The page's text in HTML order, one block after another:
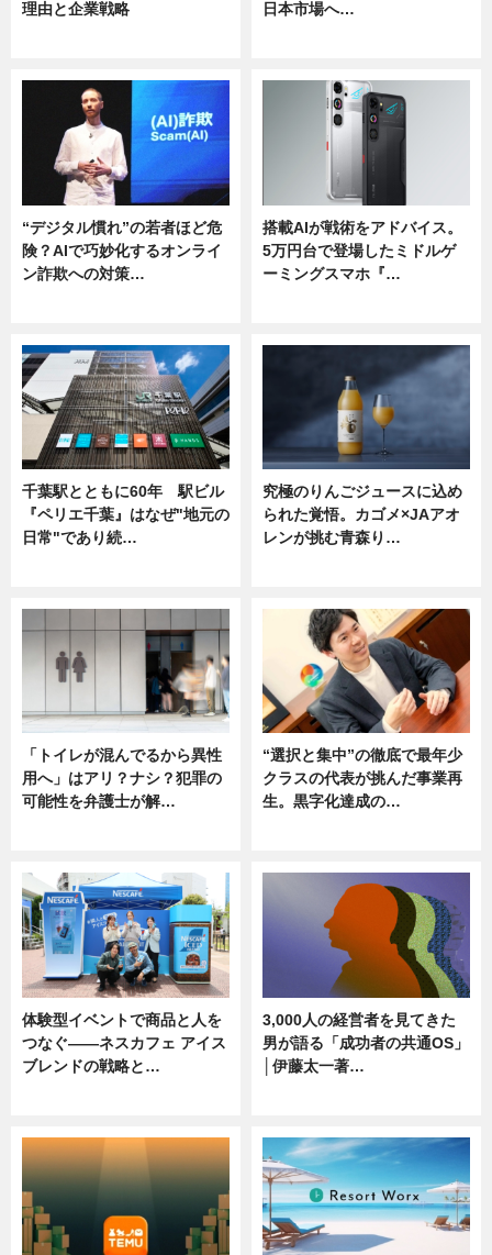
理由と企業戦略 日本市場へ…
“デジタル慣れ”の若者ほど危
険？AIで巧妙化するオンライ
ン詐欺への対策…
搭載AIが戦術をアドバイス。
5万円台で登場したミドルゲ
ーミングスマホ『…
千葉駅とともに60年 駅ビル
『ペリエ千葉』はなぜ"地元の
日常"であり続…
究極のりんごジュースに込め
られた覚悟。カゴメ×JAアオ
レンが挑む青森り…
「トイレが混んでるから異性
用へ」はアリ？ナシ？犯罪の
可能性を弁護士が解…
“選択と集中”の徹底で最年少
クラスの代表が挑んだ事業再
生。黒字化達成の…
体験型イベントで商品と人を
つなぐ――ネスカフェ アイス
ブレンドの戦略と…
3,000人の経営者を見てきた
男が語る「成功者の共通OS」
│伊藤太一著…